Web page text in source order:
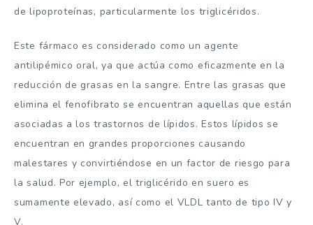
de lipoproteínas, particularmente los triglicéridos.
Este fármaco es considerado como un agente
antilipémico oral, ya que actúa como eficazmente en la
reducción de grasas en la sangre. Entre las grasas que
elimina el fenofibrato se encuentran aquellas que están
asociadas a los trastornos de lípidos. Estos lípidos se
encuentran en grandes proporciones causando
malestares y convirtiéndose en un factor de riesgo para
la salud. Por ejemplo, el triglicérido en suero es
sumamente elevado, así como el VLDL tanto de tipo IV y
V.